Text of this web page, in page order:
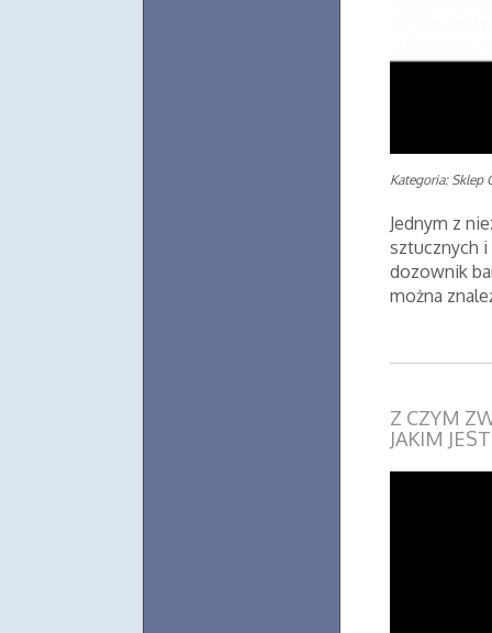
Kategoria: Sklep
Jednym z
sztucznych
dozownik
można
Z CZYM
JAKIM